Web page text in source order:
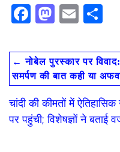
F
e
b
o
o
k
M
to
d
o
n
E
ai
l
ar
e
← नोबेल पुरस्कार पर
समर्पण की बात कही या
चांदी की कीमतों में
पर पहुंची; विशेषज्ञों ने बताई